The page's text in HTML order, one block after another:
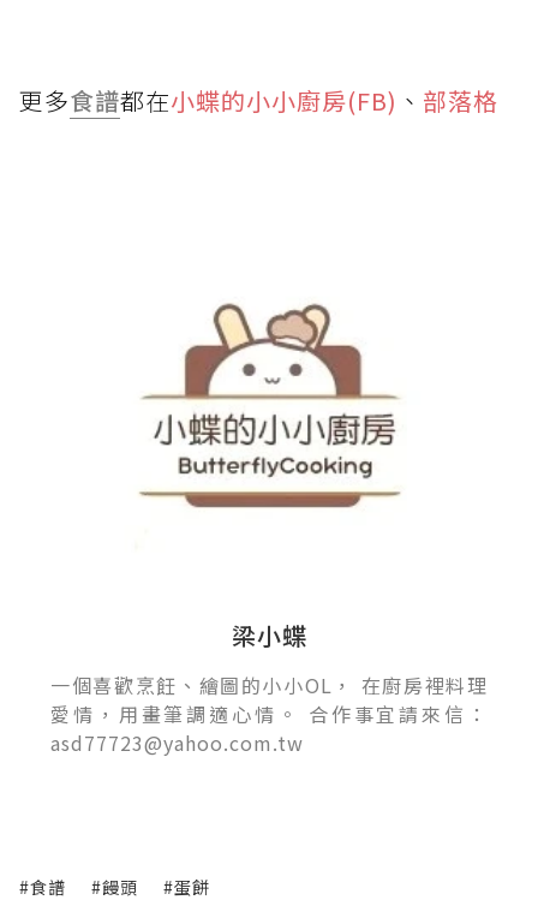
更多食譜都在小蝶的小小廚房(FB) 、 部落格
梁小蝶
一個喜歡烹飪、繪圖的小小OL， 在廚房裡料理
愛情，用畫筆調適心情。 合作事宜請來信：
asd77723@yahoo.com.tw
#食譜 #饅頭 #蛋餅